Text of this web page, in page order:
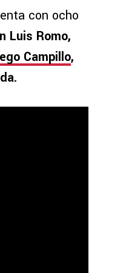
con ocho
Luis Romo,
Campillo,